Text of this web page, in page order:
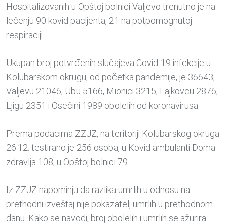
Hospitalizovanih u Opštoj bolnici Valjevo trenutno je na
lečenju 90 kovid pacijenta, 21 na potpomognutoj
respiraciji.
Ukupan broj potvrđenih slučajeva Covid-19 infekcije u
Kolubarskom okrugu, od početka pandemije, je 36643,
Valjevu 21046, Ubu 5166, Mionici 3215, Lajkovcu 2876,
Ljigu 2351 i Osečini 1989 obolelih od koronavirusa.
Prema podacima ZZJZ, na teritoriji Kolubarskog okruga
26.12. testirano je 256 osoba, u Kovid ambulanti Doma
zdravlja 108, u Opštoj bolnici 79.
Iz ZZJZ napominju da razlika umrlih u odnosu na
prethodni izveštaj nije pokazatelj umrlih u prethodnom
danu. Kako se navodi, broj obolelih i umrlih se ažurira